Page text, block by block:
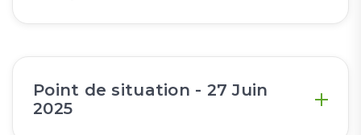
Point de situation - 27 Juin
2025